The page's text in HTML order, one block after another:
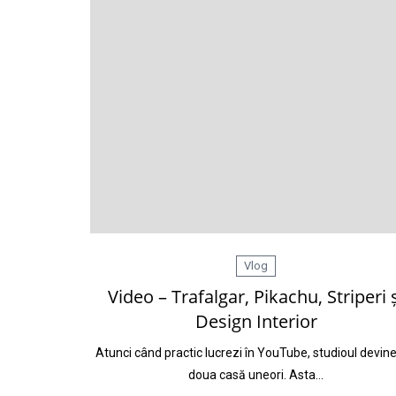
Vlog
Video – Trafalgar, Pikachu, Striperi
Design Interior
Atunci când practic lucrezi în YouTube, studioul
doua casă uneori. Asta…